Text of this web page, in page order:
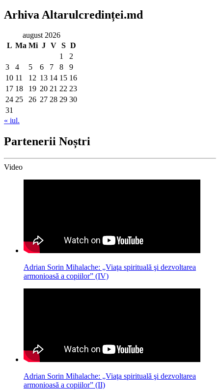
Arhiva Altarulcredinței.md
august 2026
L Ma Mi J V S D
1
2
3
4 5 6 7 8
9
10 11 12 13 14 15 16
17 18 19 20 21 22 23
24 25 26 27 28 29 30
31
« iul.
Partenerii Noștri
Video
Adrian Sorin Mihalache: „Viaţa spirituală şi dezvoltarea
armonioasă a copiilor” (IV)
Adrian Sorin Mihalache: „Viaţa spirituală şi dezvoltarea
armonioasă a copiilor” (II)